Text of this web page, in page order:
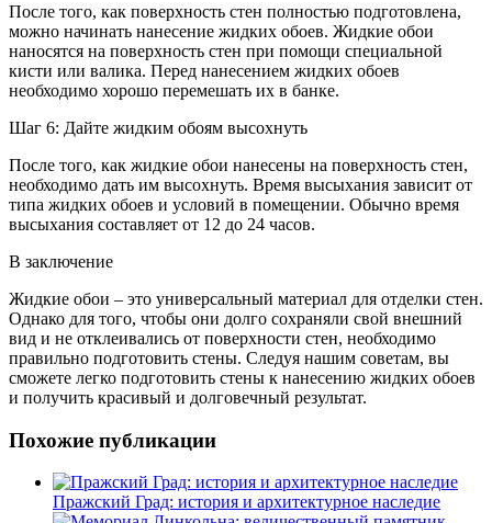
После того, как поверхность стен полностью подготовлена,
можно начинать нанесение жидких обоев. Жидкие обои
наносятся на поверхность стен при помощи специальной
кисти или валика. Перед нанесением жидких обоев
необходимо хорошо перемешать их в банке.
Шаг 6: Дайте жидким обоям высохнуть
После того, как жидкие обои нанесены на поверхность стен,
необходимо дать им высохнуть. Время высыхания зависит от
типа жидких обоев и условий в помещении. Обычно время
высыхания составляет от 12 до 24 часов.
В заключение
Жидкие обои – это универсальный материал для отделки стен.
Однако для того, чтобы они долго сохраняли свой внешний
вид и не отклеивались от поверхности стен, необходимо
правильно подготовить стены. Следуя нашим советам, вы
сможете легко подготовить стены к нанесению жидких обоев
и получить красивый и долговечный результат.
Похожие публикации
Пражский Град: история и архитектурное наследие